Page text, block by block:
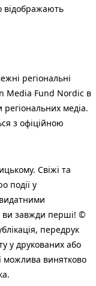
відображають
регіональні
Media Fund Nordic в
регіональних медіа.
з офіційною
Свіжі та
події у
ви завжди перші! ©
передрук
у друкованих або
можлива винятково